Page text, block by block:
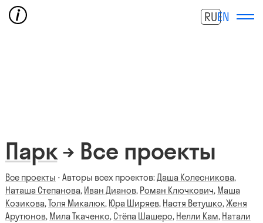
RUEN
Парк→ Все проекты
Все проекты ⋅ Авторы всех проектов:Даша Колесникова,
Наташа Степанова, Иван Дианов, Роман Ключкович, Маша
Козикова,Толя Микалюк, Юра Ширяев, Настя Ветушко,Женя
Арутюнов, Мила Ткаченко, Стёпа Шашеро, Нелли Кам, Натали